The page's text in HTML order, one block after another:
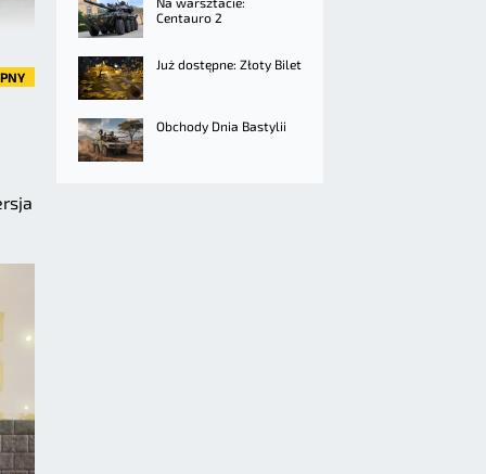
Centauro 2
Już dostępne: Złoty Bilet
Obchody Dnia Bastylii